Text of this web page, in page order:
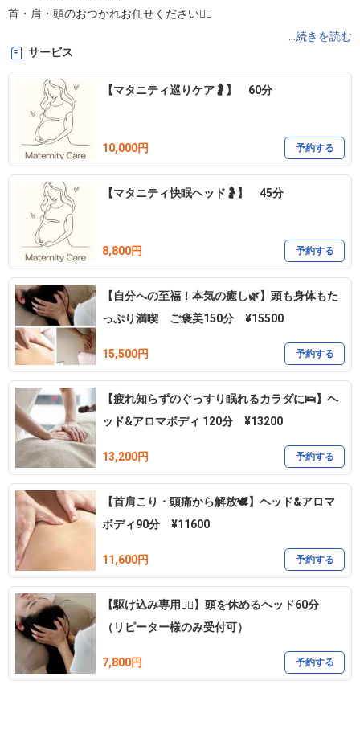
首・肩・頭のおつかれお任せください💆‍♀️
オーナーセラピスト Kanae です🌿
AEA上級認定エステティシャン
アロマテラピー検定1級
その他、複数資格取得してます📚
安心してお任せくださいね！
お仕事に、家事に、子育てに
時間に追われる毎日
ふぅ〜とひと息つける自分だけの時間
たっぷり堪能してください𓂃𓈒𓏸
...続きを読む
サービス
【マタニティ巡りケア🤰】 60分
10,000円 予約する
【マタニティ快眠ヘッド🤰】 45分
8,800円 予約する
【自分への至福！本気の癒し🌿】頭も身体もた
っぷり満喫 ご褒美150分 ¥15500
15,500円 予約する
【疲れ知らずのぐっすり眠れるカラダに🛌】ヘ
ッド&アロマボディ 120分 ¥13200
13,200円 予約する
【首肩こり・頭痛から解放🕊】ヘッド&アロマ
ボディ90分 ¥11600
11,600円 予約する
【駆け込み専用🏃‍♀️】頭を休めるヘッド60分
（リピーター様のみ受付可）
7,800円 予約する